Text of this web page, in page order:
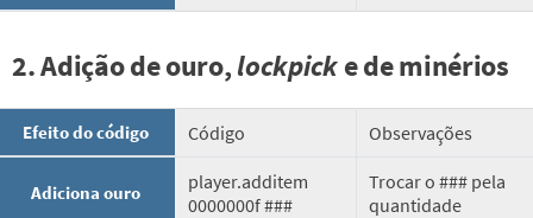
2. Adição de ouro,lockpicke de minérios
Efeito do código Código Observações
Adiciona ouro
player.additem
0000000f ###
Trocar o ### pela
quantidade